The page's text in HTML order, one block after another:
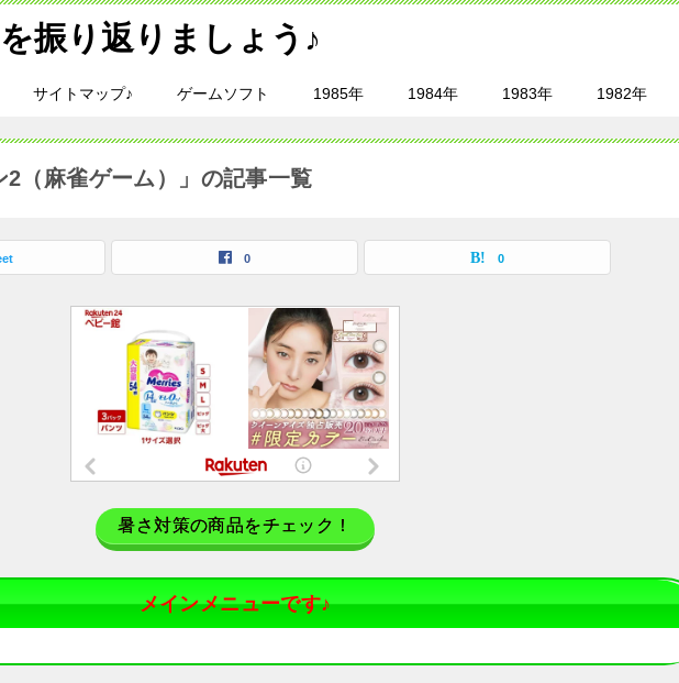
振り返りましょう♪
サイトマップ♪ ゲームソフト 1985年 1984年 1983年 1982年
2（麻雀ゲーム）」の記事一覧
0 0
暑さ対策の商品をチェック！
メインメニューです♪